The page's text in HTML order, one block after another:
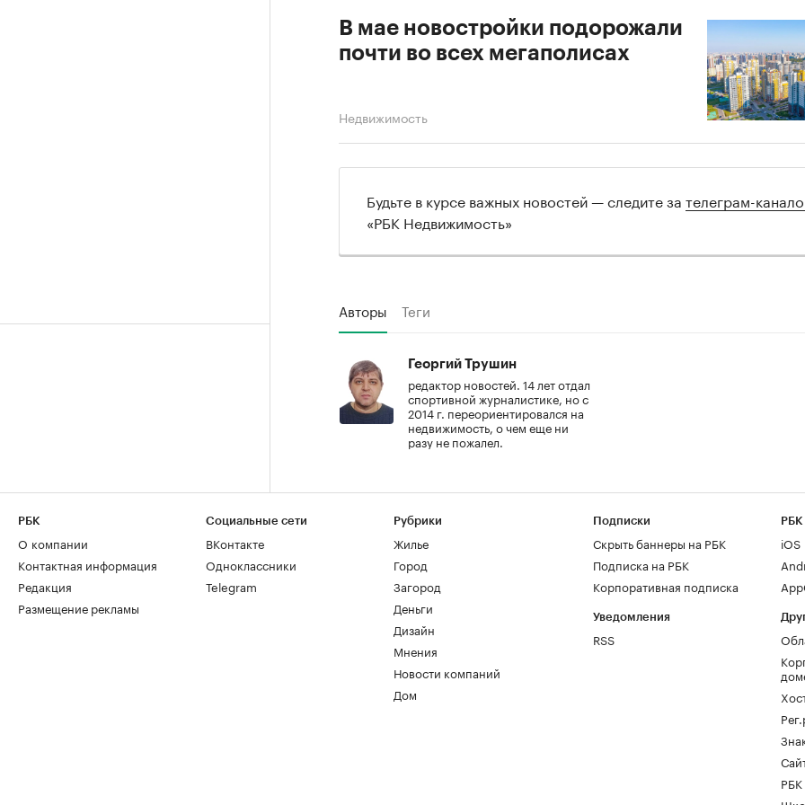
В мае новостройки подорожали
почти во всех мегаполисах
Недвижимость
Будьте в курсе важных новостей — следите за телеграм-
«РБК Недвижимость»
Авторы Теги
Георгий Трушин
редактор новостей. 14 лет отдал
спортивной журналистике, но с
2014 г. переориентировался на
недвижимость, о чем еще ни
разу не пожалел.
РБК
О компании
Контактная информация
Редакция
Размещение рекламы
Социальные сети
ВКонтакте
Одноклассники
Telegram
Рубрики
Жилье
Город
Загород
Деньги
Дизайн
Мнения
Новости компаний
Дом
Подписки
Скрыть баннеры на РБК
Подписка на РБК
Корпоративная подписка
Уведомления
RSS
РБК
iOS